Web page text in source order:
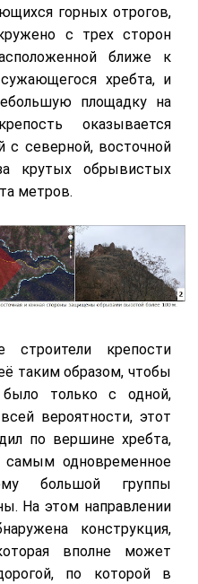
горных отрогов,
с трех сторон
ближе к
хребта, и
площадку на
оказывается
с северной, восточной
крутых обрывистых
метров.
строители крепости
таким образом, чтобы
только с одной,
вероятности, этот
по вершине хребта,
самым одновременное
большой группы
На этом направлении
конструкция,
вполне может
по которой в